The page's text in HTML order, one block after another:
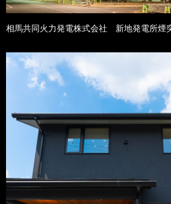
相馬共同火力発電株式会社 新地発電所煙